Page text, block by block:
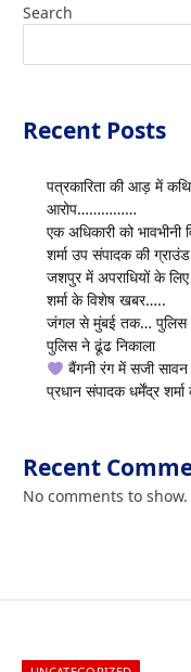
Search
Recent Posts
पत्रकारिता की आड़ में
आरोप……………
एक अधिकारी को
शर्मा उप संपादक की ग्राउंड
जशपुर में अपराधियों के
शर्मा के विशेष खबर…..
जंगल से मुंबई तक… पुलिस
पुलिस ने ढूंढ निकाला
बैंगनी रंग में सजी
प्रधान संपादक धर्मेंद्र
Recent
No comments to show.